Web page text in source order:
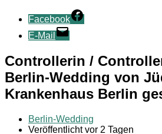
Facebook
E-Mail
Controllerin /
Berlin-Wedding von
Krankenhaus Berlin
Berlin-Wedding
Veröffentlicht vor 2 Tagen